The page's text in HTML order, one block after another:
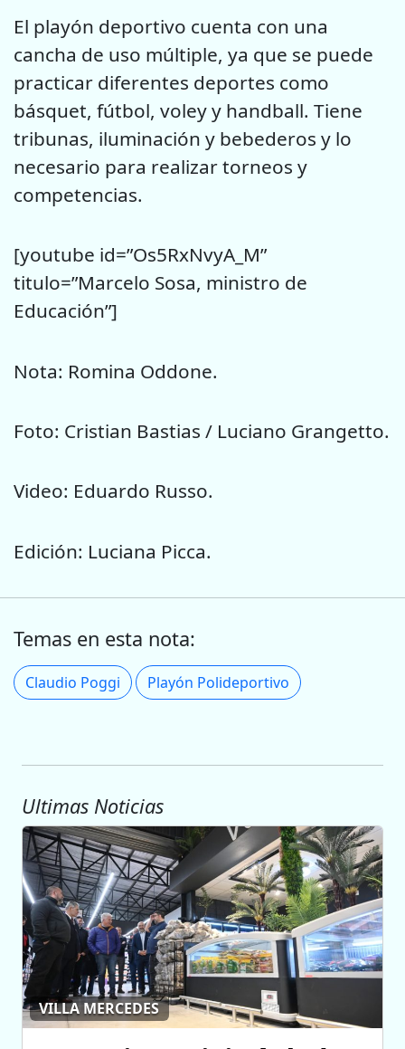
El playón deportivo cuenta con una
cancha de uso múltiple, ya que se puede
practicar diferentes deportes como
básquet, fútbol, voley y handball. Tiene
tribunas, iluminación y bebederos y lo
necesario para realizar torneos y
competencias.
[youtube id=”Os5RxNvyA_M”
titulo=”Marcelo Sosa, ministro de
Educación”]
Nota: Romina Oddone.
Foto: Cristian Bastias / Luciano Grangetto.
Video: Eduardo Russo.
Edición: Luciana Picca.
Temas en esta nota:
Claudio Poggi Playón Polideportivo
Ultimas Noticias
VILLA MERCEDES